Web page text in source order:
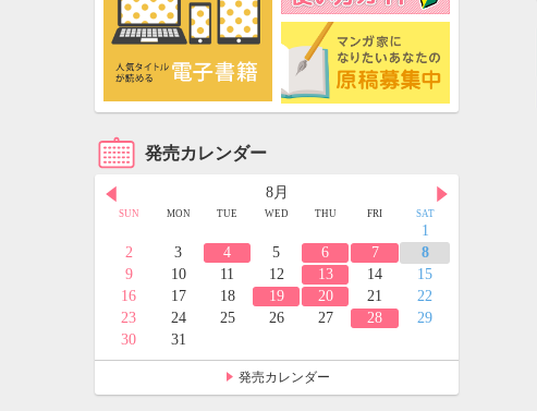
発売カレンダー
8月
SUN MON TUE WED THU FRI SAT
1
2
3 4 5 6 7
8
9
10 11 12 13 14
15
16
17 18 19 20 21
22
23
24 25 26 27 28
29
30
31
発売カレンダー